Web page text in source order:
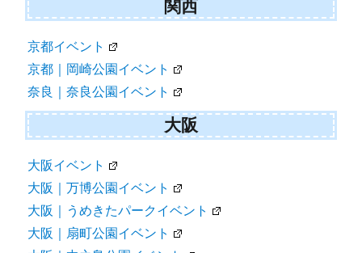
関西
京都イベント
京都｜岡崎公園イベント
奈良｜奈良公園イベント
大阪
大阪イベント
大阪｜万博公園イベント
大阪｜うめきたパークイベント
大阪｜扇町公園イベント